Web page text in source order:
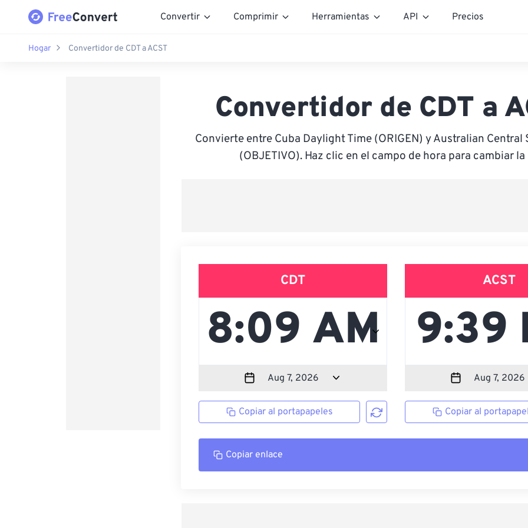
Convertir Comprimir Herramientas API Precios
Hogar Convertidor de CDT a ACST
Convertidor de CDT a
Convierte entre Cuba Daylight Time (ORIGEN) y Australian Central
(OBJETIVO). Haz clic en el campo de hora para cambiar la
CDT
Copiar al portapapeles
ACST
Copiar al
Copiar enlace